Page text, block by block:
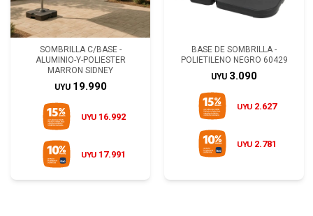
SOMBRILLA C/BASE -
ALUMINIO-Y-POLIESTER
MARRON SIDNEY
UYU 19.990
UYU 16.992
UYU 17.991
BASE DE SOMBRILLA -
POLIETILENO NEGRO 60429
UYU 3.090
UYU 2.627
UYU 2.781